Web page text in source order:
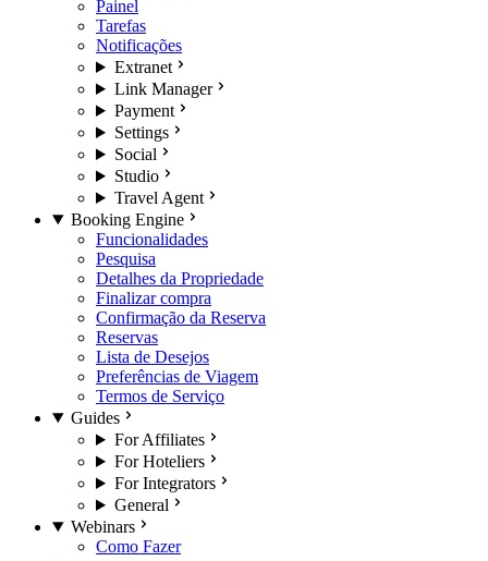
Painel
Tarefas
Notificações
Extranet
Link Manager
Payment
Settings
Social
Studio
Travel Agent
Booking Engine
Funcionalidades
Pesquisa
Detalhes da Propriedade
Finalizar compra
Confirmação da Reserva
Reservas
Lista de Desejos
Preferências de Viagem
Termos de Serviço
Guides
For Affiliates
For Hoteliers
For Integrators
General
Webinars
Como Fazer